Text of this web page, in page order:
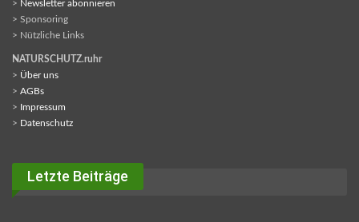
> Newsletter abonnieren
> Sponsoring
> Nützliche Links
NATURSCHUTZ.ruhr
> Über uns
> AGBs
> Impressum
> Datenschutz
Letzte Beiträge